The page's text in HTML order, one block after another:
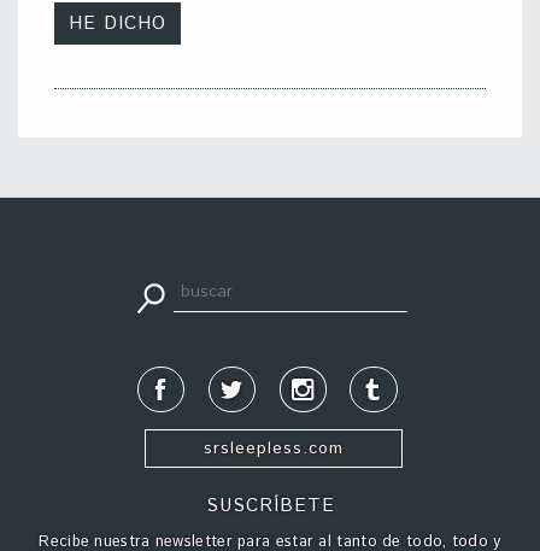
srsleepless.com
SUSCRÍBETE
Recibe nuestra newsletter para estar al tanto de todo, todo y